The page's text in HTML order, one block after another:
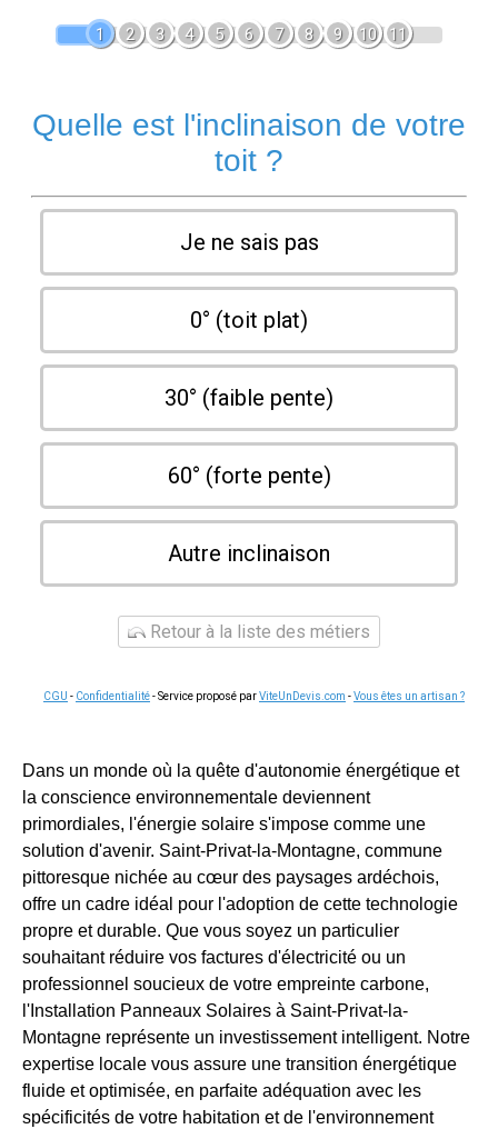
1 2 3 4 5 6 7 8 9 10 11
Quelle est l'inclinaison de votre
toit ?
Je ne sais pas
0° (toit plat)
30° (faible pente)
60° (forte pente)
Autre inclinaison
Retour à la liste des métiers
CGU - Confidentialité- Service proposé parViteUnDevis.com -Vous êtes un artisan ?
Dans un monde où la quête d'autonomie énergétique et
la conscience environnementale deviennent
primordiales, l'énergie solaire s'impose comme une
solution d'avenir. Saint-Privat-la-Montagne, commune
pittoresque nichée au cœur des paysages ardéchois,
offre un cadre idéal pour l'adoption de cette technologie
propre et durable. Que vous soyez un particulier
souhaitant réduire vos factures d'électricité ou un
professionnel soucieux de votre empreinte carbone,
l'Installation Panneaux Solaires à Saint-Privat-la-
Montagne représente un investissement intelligent. Notre
expertise locale vous assure une transition énergétique
fluide et optimisée, en parfaite adéquation avec les
spécificités de votre habitation et de l'environnement